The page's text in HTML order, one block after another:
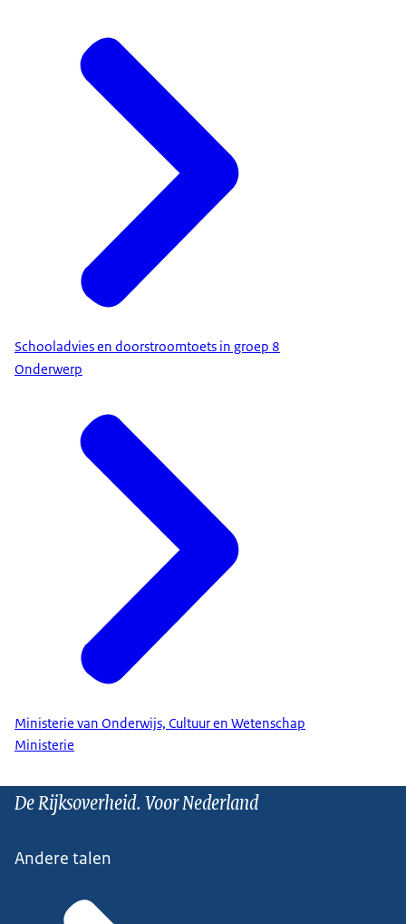
Schooladvies en doorstroomtoets in groep 8
Onderwerp
Ministerie van Onderwijs, Cultuur en Wetenschap
Ministerie
De Rijksoverheid. Voor Nederland
Andere talen